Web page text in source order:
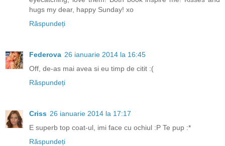
hugs my dear, happy Sunday! xo
Răspundeți
Federova 26 ianuarie 2014 la 16:45
Off, de-as mai avea si eu timp de citit :(
Răspundeți
Criss 26 ianuarie 2014 la 17:17
E superb top coat-ul, imi face cu ochiul :P Te pup :*
Răspundeți